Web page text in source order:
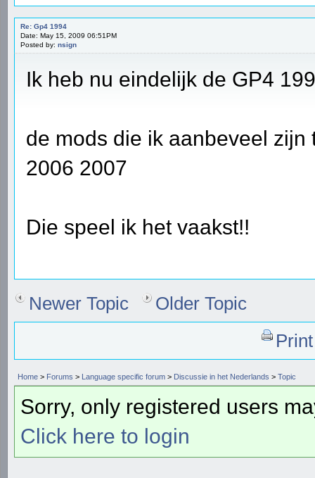
Re: Gp4 1994
Date: May 15, 2009 06:51PM
Posted by: nsign
Ik heb nu eindelijk de GP4
de mods die ik aanbeveel
2006 2007
Die speel ik het vaakst!!
Newer Topic
Older Topic
Home > Forums > Language specific forum > Discussie in het Nederlands > Topic
Sorry, only registered users
Click here to login